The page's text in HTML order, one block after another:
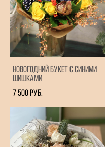
Новогодний букет с синими
шишками
7 500 pуб.